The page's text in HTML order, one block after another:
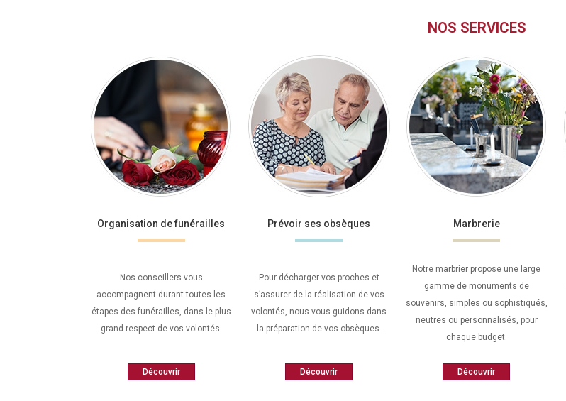
NOS SERVICES
Organisation de funérailles
Nos conseillers vous
accompagnent durant toutes les
étapes des funérailles, dans le plus
grand respect de vos volontés.
Découvrir
Prévoir ses obsèques
Pour décharger vos proches et
s’assurer de la réalisation de vos
volontés, nous vous guidons dans
la préparation de vos obsèques.
Découvrir
Marbrerie
Notre marbrier propose une large
gamme de monuments de
souvenirs, simples ou sophistiqués,
neutres ou personnalisés, pour
chaque budget.
Découvrir